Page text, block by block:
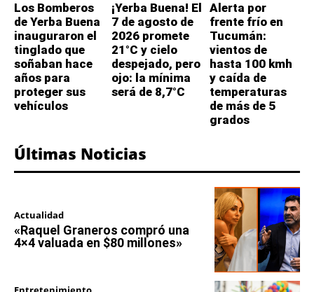
Los Bomberos
de Yerba Buena
inauguraron el
tinglado que
soñaban hace
años para
proteger sus
vehículos
¡Yerba Buena! El
7 de agosto de
2026 promete
21°C y cielo
despejado, pero
ojo: la mínima
será de 8,7°C
Alerta por
frente frío en
Tucumán:
vientos de
hasta 100 kmh
y caída de
temperaturas
de más de 5
grados
Últimas Noticias
Actualidad
«Raquel Graneros compró una
4×4 valuada en $80 millones»